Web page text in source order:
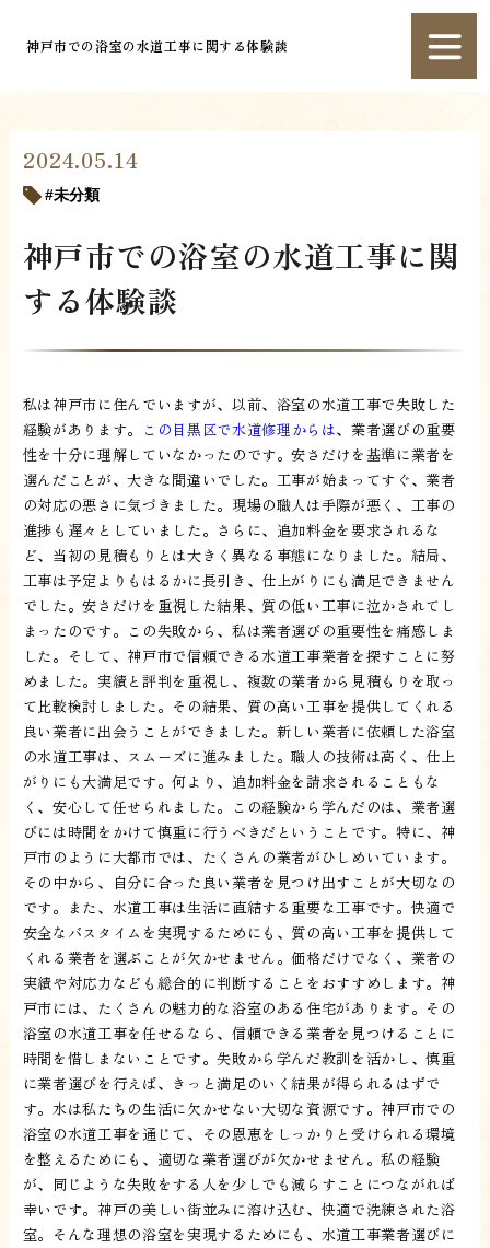
神戸市での浴室の水道工事に関する体験談
2024.05.14
未分類
神戸市での浴室の水道工事に関
する体験談
私は神戸市に住んでいますが、以前、浴室の水道工事で失敗した
経験があります。
この目黒区で水道修理からは、業者選びの重要
性を十分に理解していなかったのです。安さだけを基準に業者を
選んだことが、大きな間違いでした。工事が始まってすぐ、業者
の対応の悪さに気づきました。現場の職人は手際が悪く、工事の
進捗も遅々としていました。さらに、追加料金を要求されるな
ど、当初の見積もりとは大きく異なる事態になりました。結局、
工事は予定よりもはるかに長引き、仕上がりにも満足できません
でした。安さだけを重視した結果、質の低い工事に泣かされてし
まったのです。この失敗から、私は業者選びの重要性を痛感しま
した。そして、神戸市で信頼できる水道工事業者を探すことに努
めました。実績と評判を重視し、複数の業者から見積もりを取っ
て比較検討しました。その結果、質の高い工事を提供してくれる
良い業者に出会うことができました。新しい業者に依頼した浴室
の水道工事は、スムーズに進みました。職人の技術は高く、仕上
がりにも大満足です。何より、追加料金を請求されることもな
く、安心して任せられました。この経験から学んだのは、業者選
びには時間をかけて慎重に行うべきだということです。特に、神
戸市のように大都市では、たくさんの業者がひしめいています。
その中から、自分に合った良い業者を見つけ出すことが大切なの
です。また、水道工事は生活に直結する重要な工事です。快適で
安全なバスタイムを実現するためにも、質の高い工事を提供して
くれる業者を選ぶことが欠かせません。価格だけでなく、業者の
実績や対応力なども総合的に判断することをおすすめします。神
戸市には、たくさんの魅力的な浴室のある住宅があります。その
浴室の水道工事を任せるなら、信頼できる業者を見つけることに
時間を惜しまないことです。失敗から学んだ教訓を活かし、慎重
に業者選びを行えば、きっと満足のいく結果が得られるはずで
す。水は私たちの生活に欠かせない大切な資源です。神戸市での
浴室の水道工事を通じて、その恩恵をしっかりと受けられる環境
を整えるためにも、適切な業者選びが欠かせません。私の経験
が、同じような失敗をする人を少しでも減らすことにつながれば
幸いです。神戸の美しい街並みに溶け込む、快適で洗練された浴
室。そんな理想の浴室を実現するためにも、水道工事業者選びに